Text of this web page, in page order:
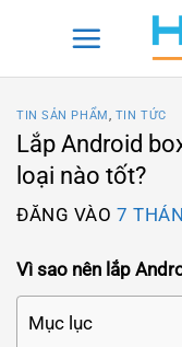
TIN SẢN PHẨM, TIN TỨC
Lắp Android
loại nào tốt?
ĐĂNG VÀO7
Vì sao nên lắp
Mục lục